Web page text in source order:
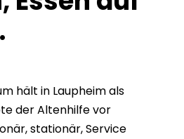
hält in Laupheim als
der Altenhilfe vor
stationär, Service